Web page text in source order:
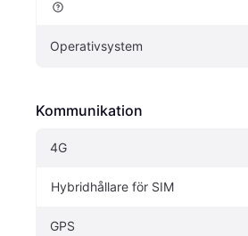
Operativsystem
Kommunikation
4G
Hybridhållare för SIM
GPS